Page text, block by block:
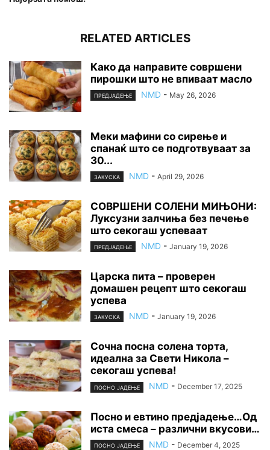
RELATED ARTICLES
Како да направите совршени
пирошки што не впиваат масло
ПРЕДЈАДЕЊЕ NMD - May 26, 2026
Меки мафини со сирење и
спанаќ што се подготвуваат за
30...
ЗАКУСКА NMD - April 29, 2026
СОВРШЕНИ СОЛЕНИ МИЊОНИ:
Луксузни залчиња без печење
што секогаш успеваат
ПРЕДЈАДЕЊЕ NMD - January 19, 2026
Царска пита – проверен
домашен рецепт што секогаш
успева
ЗАКУСКА NMD - January 19, 2026
Сочна посна солена торта,
идеална за Свети Никола –
секогаш успева!
ПОСНО ЈАДЕЊЕ NMD - December 17, 2025
Посно и евтино предјадење…Од
иста смеса – различни вкусови…
ПОСНО ЈАДЕЊЕ NMD - December 4, 2025